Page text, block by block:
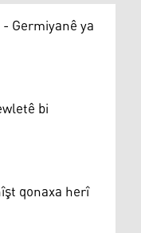
Germiyanê ya
bi
qonaxa herî